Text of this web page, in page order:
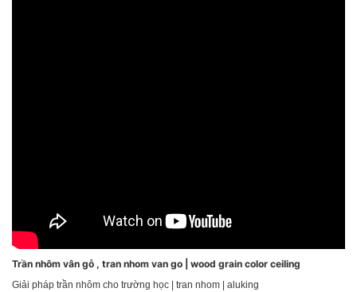
Trần nhôm vân gỗ , tran nhom van go | wood grain color ceiling
Giải pháp trần nhôm cho trường học | tran nhom | aluking